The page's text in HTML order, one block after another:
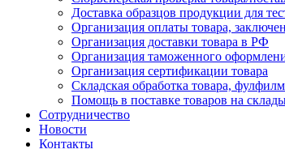
Доставка образцов продукции для
Организация оплаты товара,
Организация доставки товара в РФ
Организация таможенного
Организация сертификации товара
Складская обработка товара,
Помощь в поставке товаров на
Сотрудничество
Новости
Контакты